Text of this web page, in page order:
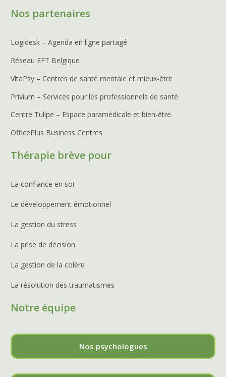
Nos partenaires
Logidesk – Agenda en ligne partagé
Réseau EFT Belgique
VitaPsy – Centres de santé mentale et mieux-être
Privium – Services pour les professionnels de santé
Centre Tulipe – Espace paramédicale et bien-être.
OfficePlus Business Centres
Thérapie brève pour
La confiance en soi
Le développement émotionnel
La gestion du stress
La prise de décision
La gestion de la colère
La résolution des traumatismes
Notre équipe
Nos psychologues